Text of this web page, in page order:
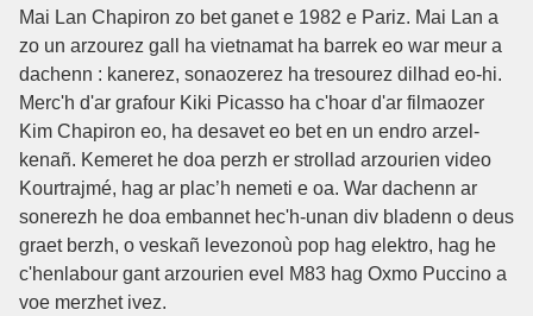
Mai Lan Chapiron zo bet ganet e 1982 e Pariz. Mai Lan a
zo un arzourez gall ha vietnamat ha barrek eo war meur a
dachenn : kanerez, sonaozerez ha tresourez dilhad eo-hi.
Merc'h d'ar grafour Kiki Picasso ha c'hoar d'ar filmaozer
Kim Chapiron eo, ha desavet eo bet en un endro arzel-
kenañ. Kemeret he doa perzh er strollad arzourien video
Kourtrajmé, hag ar plac’h nemeti e oa. War dachenn ar
sonerezh he doa embannet hec'h-unan div bladenn o deus
graet berzh, o veskañ levezonoù pop hag elektro, hag he
c'henlabour gant arzourien evel M83 hag Oxmo Puccino a
voe merzhet ivez.